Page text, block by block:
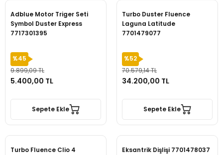
Adblue Motor Triger Seti
Symbol Duster Express
7717301395
%45
9.899,09 TL
5.400,00 TL
Sepete Ekle
Turbo Duster Fluence
Laguna Latitude
7701479077
%52
70.579,14 TL
34.200,00 TL
Sepete Ekle
Turbo Fluence Clio 4
Eksantrik Dişlişi 7701478037